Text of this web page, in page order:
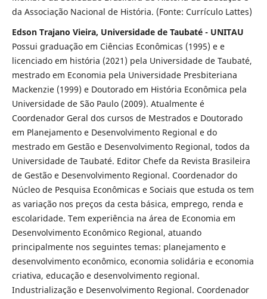
da Associação Nacional de História. (Fonte: Currículo Lattes)
Edson Trajano Vieira, Universidade de Taubaté - UNITAU
Possui graduação em Ciências Econômicas (1995) e e
licenciado em história (2021) pela Universidade de Taubaté,
mestrado em Economia pela Universidade Presbiteriana
Mackenzie (1999) e Doutorado em História Econômica pela
Universidade de São Paulo (2009). Atualmente é
Coordenador Geral dos cursos de Mestrados e Doutorado
em Planejamento e Desenvolvimento Regional e do
mestrado em Gestão e Desenvolvimento Regional, todos da
Universidade de Taubaté. Editor Chefe da Revista Brasileira
de Gestão e Desenvolvimento Regional. Coordenador do
Núcleo de Pesquisa Econômicas e Sociais que estuda os tem
as variação nos preços da cesta básica, emprego, renda e
escolaridade. Tem experiência na área de Economia em
Desenvolvimento Econômico Regional, atuando
principalmente nos seguintes temas: planejamento e
desenvolvimento econômico, economia solidária e economia
criativa, educação e desenvolvimento regional.
Industrialização e Desenvolvimento Regional. Coordenador